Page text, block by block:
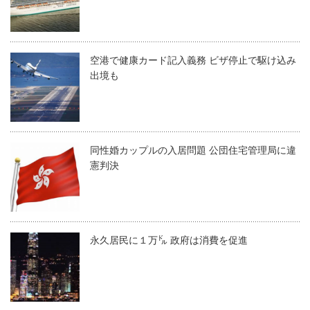
空港で健康カード記入義務 ビザ停止で駆け込み
出境も
同性婚カップルの入居問題 公団住宅管理局に違
憲判決
永久居民に１万㌦ 政府は消費を促進